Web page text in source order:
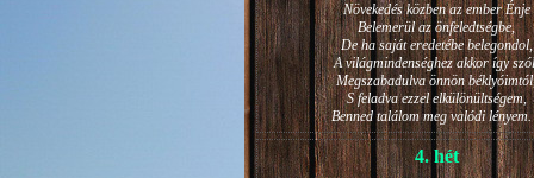
Növekedés közben az ember Énje
Belemerül az önfeledtségbe,
De ha saját eredetébe belegondol,
A világmindenséghez akkor így
Megszabadulva önnön
S feladva ezzel elkülönültségem,
Benned találom meg valódi
4. hét